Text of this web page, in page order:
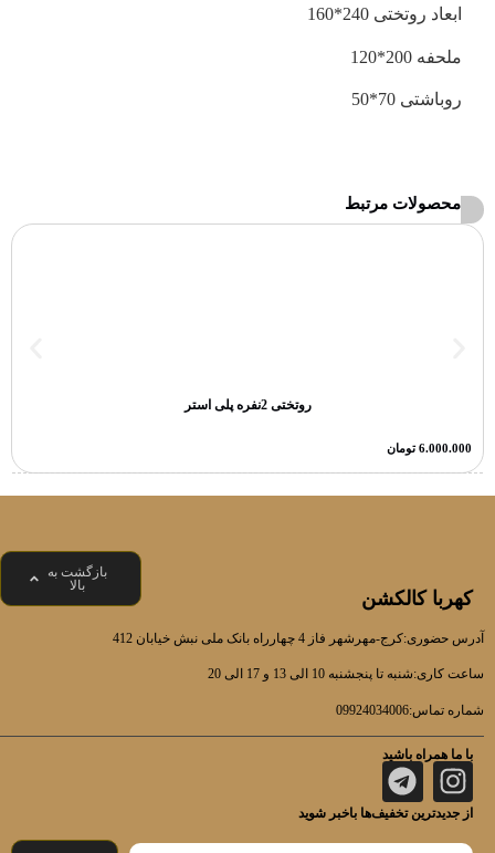
ابعاد روتختی 240*160
ملحفه 200*120
روباشتی 70*50
محصولات مرتبط
روتختی 2نفره پلی استر
6.000.000 تومان
بازگشت به
بالا
کهربا کالکشن
آدرس حضوری:کرج-مهرشهر فاز 4 چهارراه بانک ملی نبش خیابان 412
ساعت کاری:شنبه تا پنجشنبه 10 الی 13 و 17 الی 20
شماره تماس:09924034006
با ما همراه باشید
از جدیدترین تخفیف‌ها باخبر شوید